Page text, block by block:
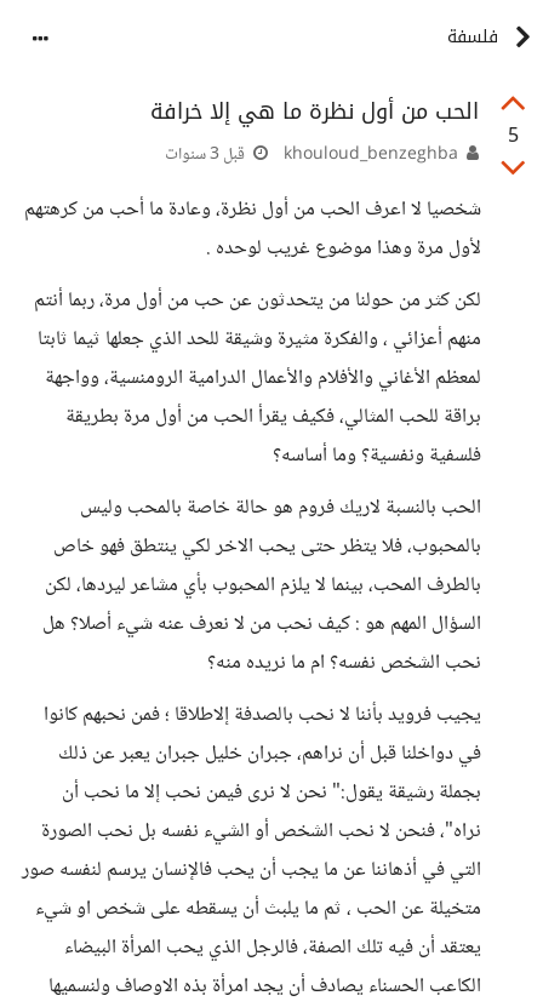
فلسفة
5
الحب من أول نظرة ما هي إلا خرافة
قبل 3 سنوات
شخصيا لا اعرف الحب من أول نظرة، وعادة ما أحب من كرهتهم
لأول مرة وهذا موضوع غريب لوحده .
لكن كثر من حولنا من يتحدثون عن حب من أول مرة، ربما أنتم
منهم أعزائي ، والفكرة مثيرة وشيقة للحد الذي جعلها ثيما ثابتا
لمعظم الأغاني والأفلام والأعمال الدرامية الرومنسية، وواجهة
براقة للحب المثالي، فكيف يقرأ الحب من أول مرة بطريقة
فلسفية ونفسية؟ وما أساسه؟
الحب بالنسبة لاريك فروم هو حالة خاصة بالمحب وليس
بالمحبوب، فلا يتظر حتى يحب الاخر لكي ينتطق فهو خاص
بالطرف المحب، بينما لا يلزم المحبوب بأي مشاعر ليردها، لكن
السؤال المهم هو : كيف نحب من لا نعرف عنه شيء أصلا؟ هل
نحب الشخص نفسه؟ ام ما نريده منه؟
يجيب فرويد بأننا لا نحب بالصدفة إلاطلاقا ؛ فمن نحبهم كانوا
في دواخلنا قبل أن نراهم، جبران خليل جبران يعبر عن ذلك
بجملة رشيقة يقول:" نحن لا نرى فيمن نحب إلا ما نحب أن
نراه"، فنحن لا نحب الشخص أو الشيء نفسه بل نحب الصورة
التي في أذهاننا عن ما يجب أن يحب فالإنسان يرسم لنفسه صور
متخيلة عن الحب ، ثم ما يلبث أن يسقطه على شخص او شيء
يعتقد أن فيه تلك الصفة، فالرجل الذي يحب المرأة البيضاء
الكاعب الحسناء يصادف أن يجد امرأة بذه الاوصاف ولنسميها